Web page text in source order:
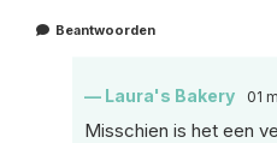
Beantwoorden
Laura's Bakery 01
Misschien is het een